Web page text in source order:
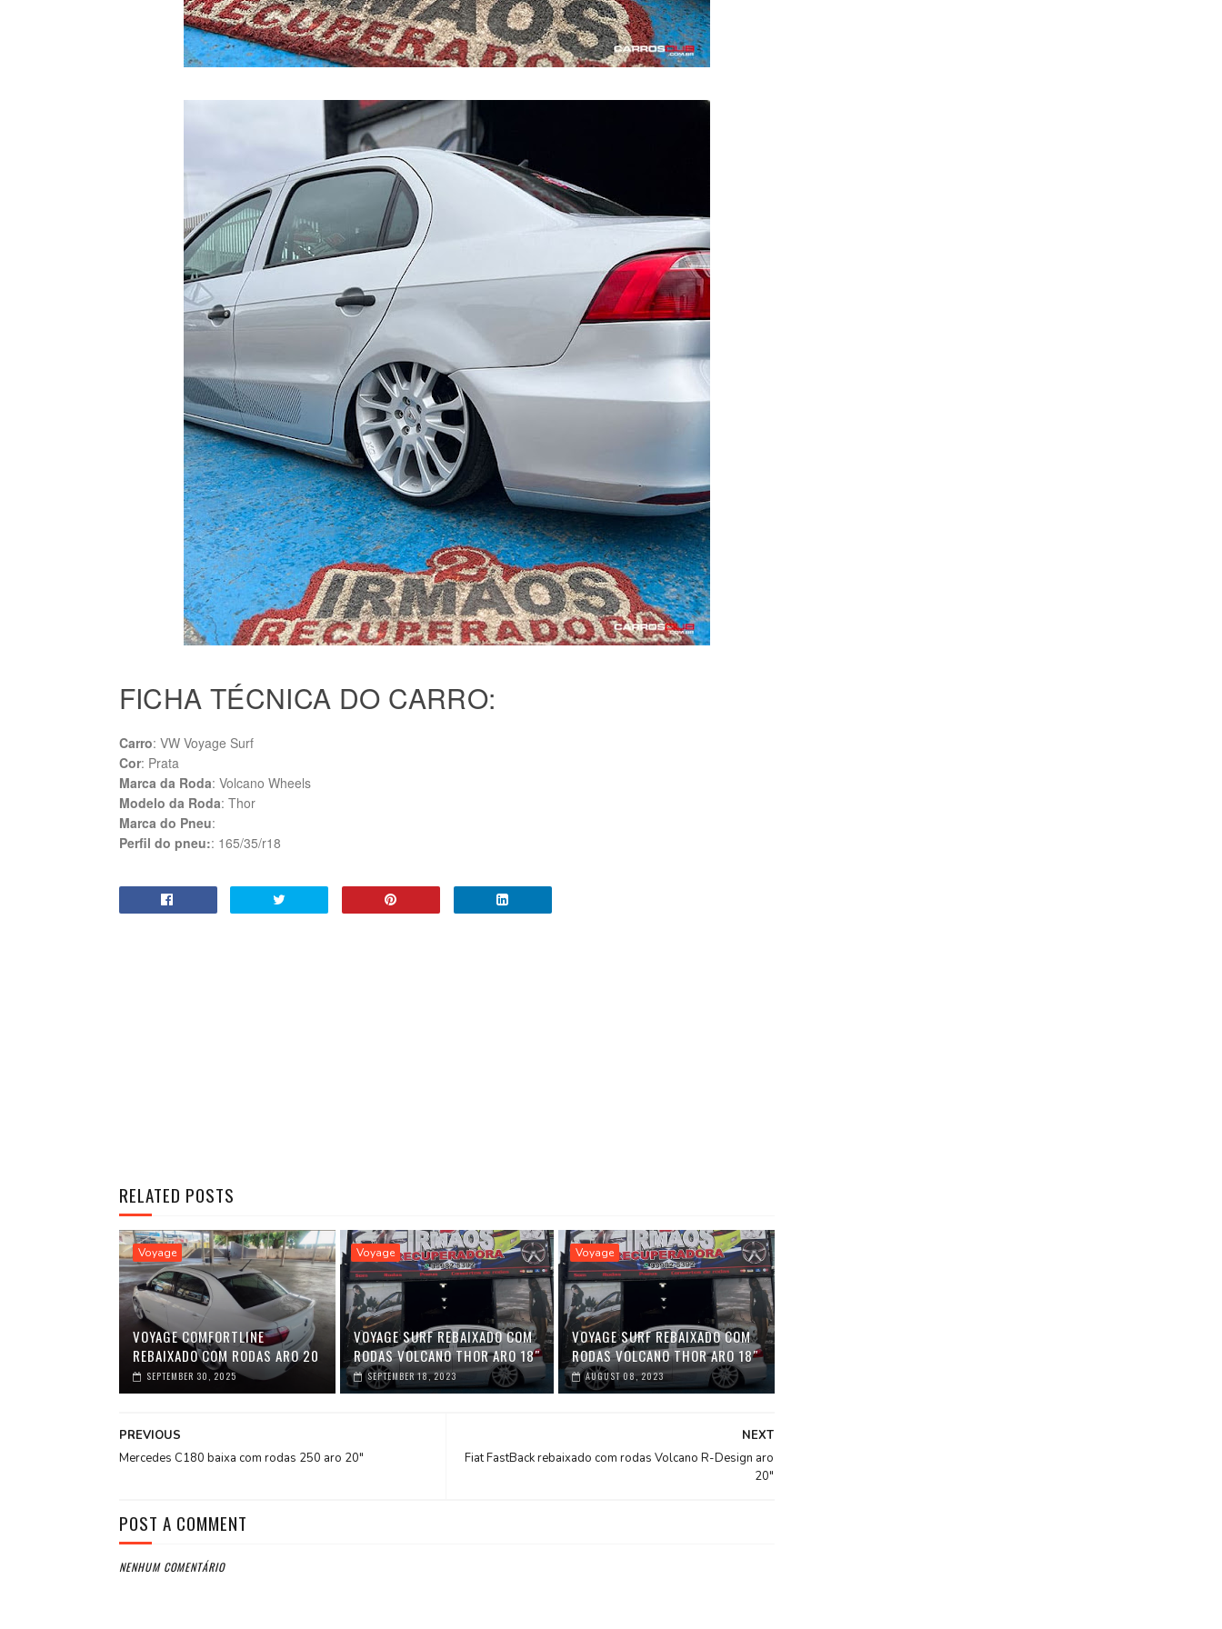
FICHA TÉCNICA DO CARRO:
Carro: VW Voyage Surf
Cor: Prata
Marca da Roda: Volcano Wheels
Modelo da Roda: Thor
Marca do Pneu:
Perfil do pneu:: 165/35/r18
RELATED POSTS
Voyage
VOYAGE COMFORTLINE
REBAIXADO COM RODAS ARO 20
SEPTEMBER 30, 2025
Voyage
VOYAGE SURF REBAIXADO COM
RODAS VOLCANO THOR ARO 18″
SEPTEMBER 18, 2023
Voyage
VOYAGE SURF REBAIXADO COM
RODAS VOLCANO THOR ARO 18″
AUGUST 08, 2023
NEXT
Fiat FastBack rebaixado com rodas Volcano R-Design aro
20″
PREVIOUS
Mercedes C180 baixa com rodas 250 aro 20″
POST A COMMENT
NENHUM COMENTÁRIO